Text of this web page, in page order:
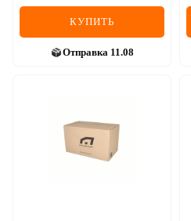
SUZUKI
TESLA
КУПИТЬ
Отправка 11.08